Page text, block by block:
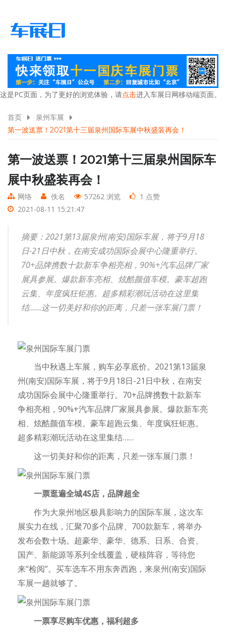
这是PC页面，为了更好的浏览体验，请点击进入车展日网移动端页面。
首页
泉州车展
第一波送票！2021第十三届泉州国际车展中秋盛装再会！
第一波送票！2021第十三届泉州国际车
展中秋盛装再会！
网络 佚名 57262 浏览
1 点赞
2021-08-11 15:21:47
摘要：2021第13届泉州(南安)国际车展，将于9月18
日-21日中秋，在南安成功国际会展中心隆重举行。
70+品牌携数十款新车争相亮相，90%+汽车品牌厂家
展具参展。爆款新车亮相、炫酷颜值车模。豪车超跑
云集、年度疯狂钜惠。超多精彩潮玩活动在这里集
结……这一切美好和你的距离，只差一张车展门票！
当中秋遇上车展，购车必享底价。2021第13届泉
州(南安)国际车展，将于9月18日-21日中秋，在南安
成功国际会展中心隆重举行。70+品牌携数十款新车
争相亮相，90%+汽车品牌厂家展具参展。爆款新车亮
相、炫酷颜值车模。豪车超跑云集、年度疯狂钜惠。
超多精彩潮玩活动在这里集结……
这一切美好和你的距离，只差一张车展门票！
一票逛遍全城4S店，品牌超全
作为大泉州地区极具影响力的国际车展，这次车
展实力在线，汇聚70多个品牌、700款新车，将举办
发布会数十场。超豪华、豪华、德系、日系、合资、
国产、新能源等系列全线覆盖，硬核阵容，等待您
来“检阅”。买车选车不用东奔西跑，来泉州(南安)国际
车展一趟就够了。
一票享尽购车优惠，福利超多